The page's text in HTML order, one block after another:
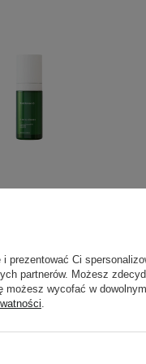
Kuracja z
A - 30ml
prezentować Ci
partnerów. Możesz
wycofać w
.